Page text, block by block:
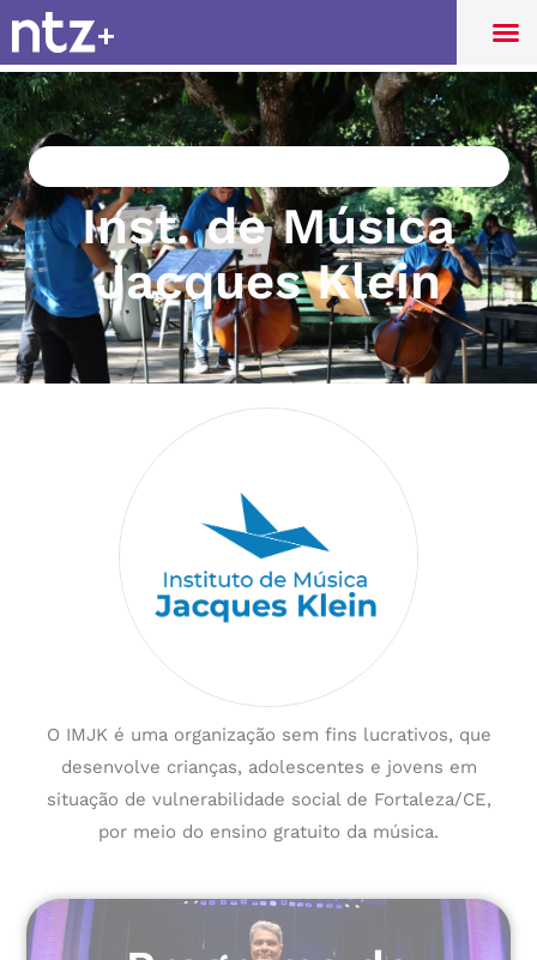
Inst. de Música
Jacques Klein
O IMJK é uma organização sem fins lucrativos, que
desenvolve crianças, adolescentes e jovens em
situação de vulnerabilidade social de Fortaleza/CE,
por meio do ensino gratuito da música.